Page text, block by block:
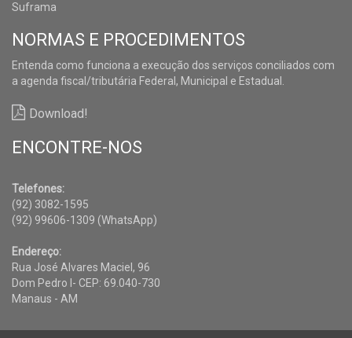
Suframa
NORMAS E PROCEDIMENTOS
Entenda como funciona a execução dos serviços conciliados com
a agenda fiscal/tributária Federal, Municipal e Estadual.
Download!
ENCONTRE-NOS
Telefones:
(92) 3082-1595
(92) 99606-1309 (WhatsApp)
Endereço:
Rua José Alvares Maciel, 96
Dom Pedro I- CEP: 69.040-730
Manaus - AM